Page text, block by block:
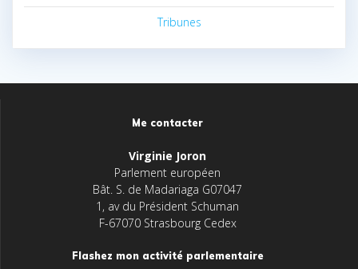
Tribunes
Me contacter
Virginie Joron
Parlement européen
Bât. S. de Madariaga G07047
1, av du Président Schuman
F-67070 Strasbourg Cedex
Flashez mon activité parlementaire